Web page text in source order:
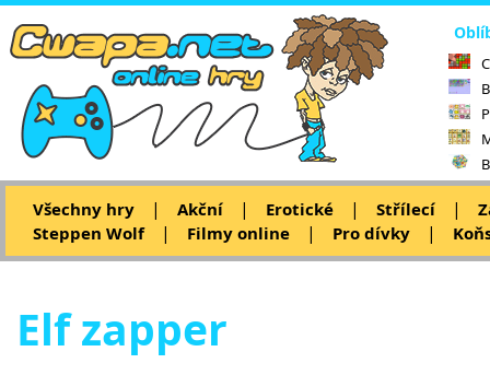
Všechny hry | Akční | Erotické | Střílecí |
Steppen Wolf
| Filmy online | Pro dívky |
Elf zapper